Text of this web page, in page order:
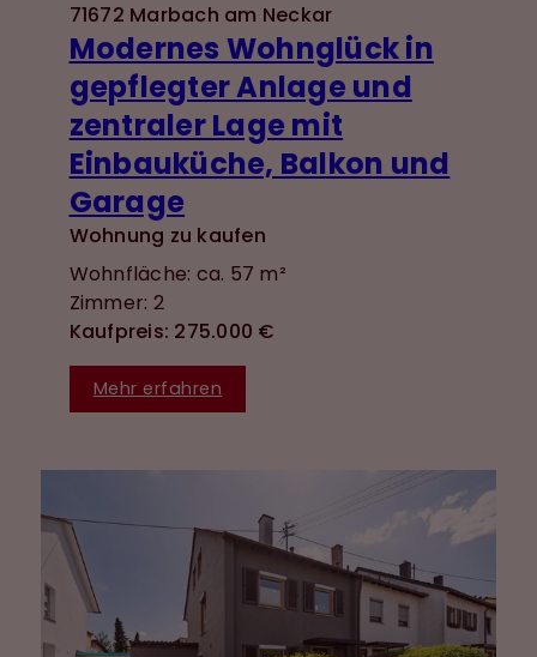
71672 Marbach am Neckar
Modernes Wohnglück in
gepflegter Anlage und
zentraler Lage mit
Einbauküche, Balkon und
Garage
Wohnung zu kaufen
Wohnfläche: ca. 57 m²
Zimmer: 2
Kaufpreis: 275.000 €
Mehr erfahren